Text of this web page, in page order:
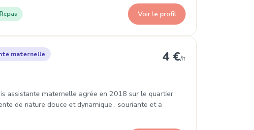
Repas Voir le profil
Saint-Grégoire
maternelle 4 €/h
assistante maternelle agrée en 2018 sur le quartier
de nature douce et dynamique , souriante et a